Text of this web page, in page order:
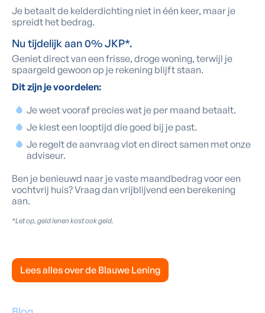
Je betaalt de kelderdichting niet in één keer, maar je
spreidt het bedrag.
Nu tijdelijk aan 0% JKP*.
Geniet direct van een frisse, droge woning, terwijl je
spaargeld gewoon op je rekening blijft staan.
Dit zijn je voordelen:
Je weet vooraf precies wat je per maand betaalt.
Je kiest een looptijd die goed bij je past.
Je regelt de aanvraag vlot en direct samen met onze
adviseur.
Ben je benieuwd naar je vaste maandbedrag voor een
vochtvrij huis? Vraag dan vrijblijvend een berekening
aan.
*Let op, geld lenen kost ook geld.
Lees alles over de Blauwe Lening